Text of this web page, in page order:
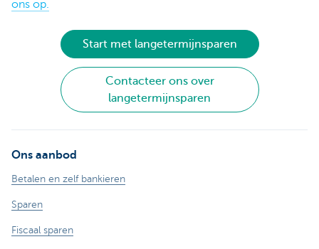
ons op.
Start met langetermijnsparen
Contacteer ons over
langetermijnsparen
Ons aanbod
Betalen en zelf bankieren
Sparen
Fiscaal sparen